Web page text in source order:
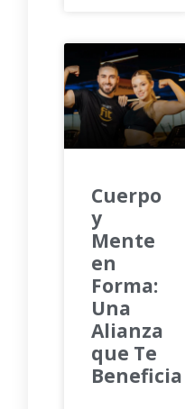
Cuerpo
y
Mente
en
Forma:
Una
Alianza
que Te
Beneficia